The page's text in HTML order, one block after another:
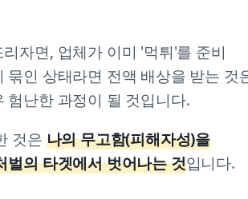
자면, 업체가 이미 '먹튀'를 준비
묶인 상태라면 전액 배상을 받는 것
험난한 과정이 될 것입니다.
것은 나의 무고함(피해자성)을
벌의 타겟에서 벗어나는 것입니다.